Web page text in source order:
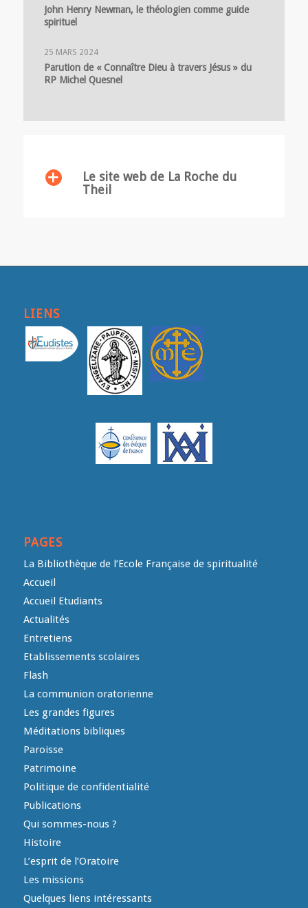
John Henry Newman, le théologien comme guide
spirituel
25 MARS 2024
Parution de « Connaître Dieu à travers Jésus » du
RP Michel Quesnel
Le site web de La Roche du
Theil
LIENS
PAGES
La Bibliothèque de l’Ecole Française de spiritualité
Accueil
Accueil Etudiants
Actualités
Entretiens
Etablissements scolaires
Flash
La communion oratorienne
Les grandes figures
Méditations bibliques
Paroisse
Patrimoine
Politique de confidentialité
Publications
Qui sommes-nous ?
Histoire
L’esprit de l’Oratoire
Les missions
Quelques liens intéressants